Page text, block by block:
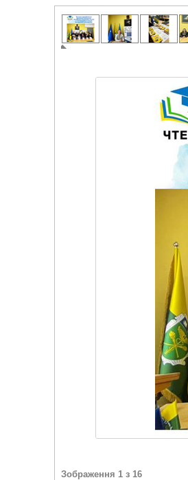
Зображення 1 з 16